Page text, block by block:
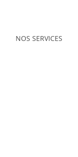
NOS SERVICES